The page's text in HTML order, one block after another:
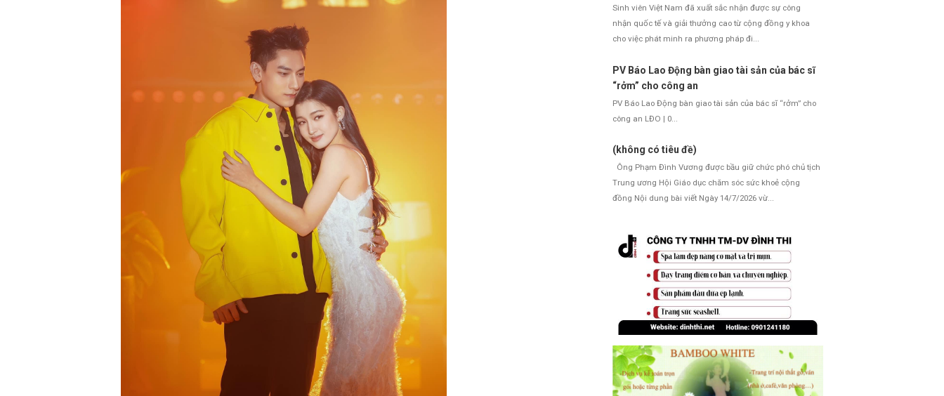
Sinh viên Việt Nam đã xuất sắc nhận được sự công
nhận quốc tế và giải thưởng cao từ cộng đồng y khoa
cho việc phát minh ra phương pháp đi...
PV Báo Lao Động bàn giao tài sản của bác sĩ
“rởm” cho công an
PV Báo Lao Động bàn giao tài sản của bác sĩ “rởm” cho
công an LĐO | 0...
(không có tiêu đề)
Ông Phạm Đình Vương được bầu giữ chức phó chủ tịch
Trung ương Hội Giáo dục chăm sóc sức khoẻ cộng
đồng Nội dung bài viết Ngày 14/7/2026 vừ...